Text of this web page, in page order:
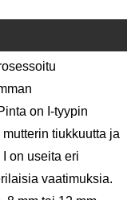
on I-tyypin
tiukkuutta ja
on useita eri
​​vaatimuksia.